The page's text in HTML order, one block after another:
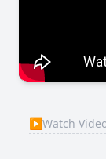
▶Watch